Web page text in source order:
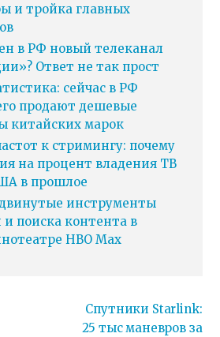
и тройка главных
в РФ новый телеканал
Ответ не так прост
сейчас в РФ
продают дешевые
китайских марок
к стримингу: почему
на процент владения ТВ
в прошлое
инструменты
поиска контента в
HBO Max
Спутники Starlink:
25 тыс маневров за